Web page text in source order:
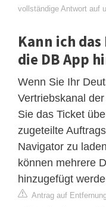
vollständige Antwort auf
Kann ich
die DB App
Wenn Sie Ihr
Vertriebskanal
Sie das Ticket
zugeteilte
Navigator zu
können mehrere
hinzugefügt
Antrag auf